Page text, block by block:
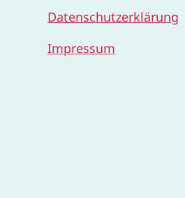
Datenschutzerklärung
Impressum